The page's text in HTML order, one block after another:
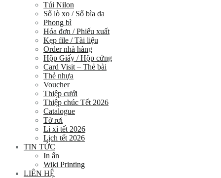
Túi Nilon
Sổ lò xo / Sổ bìa da
Phong bì
Hóa đơn / Phiếu xuất
Kẹp file / Tài liệu
Order nhà hàng
Hộp Giấy / Hộp cứng
Card Visit – Thẻ bài
Thẻ nhựa
Voucher
Thiệp cưới
Thiệp chúc Tết 2026
Catalogue
Tờ rơi
Lì xì tết 2026
Lịch tết 2026
TIN TỨC
In ấn
Wiki Printing
LIÊN HỆ